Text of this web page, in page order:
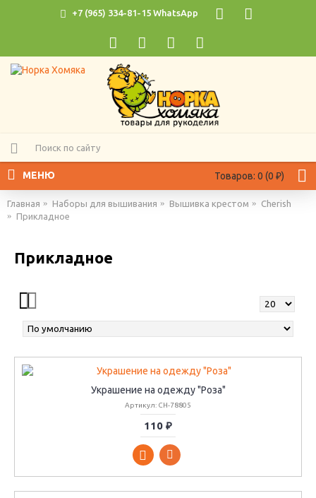
+7 (965) 334-81-15 WhatsApp
Товаров: 0 (0 ₽)
МЕНЮ
Главная Наборы для вышивания Вышивка крестом
Cherish
Прикладное
Прикладное
Украшение на одежду "Роза"
Артикул: CH-78805
110 ₽